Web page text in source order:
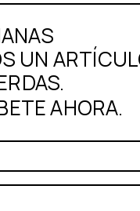
UN
AHORA.